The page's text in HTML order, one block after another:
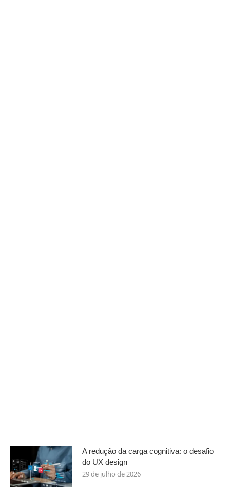
A redução da carga cognitiva: o desafio
do UX design
29 de julho de 2026